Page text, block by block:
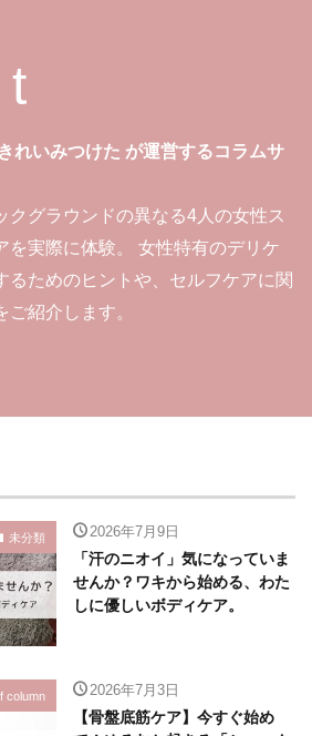
t
れいみつけた が運営するコラムサ
クグラウンドの異なる4人の女性ス
を実際に体験。 女性特有のデリケ
るためのヒントや、セルフケアに関
紹介します。
未分類 2026年7月9日
「汗のニオイ」気になっていま
せんか？ワキから始める、わた
しに優しいボディケア。
column 2026年7月3日
【骨盤底筋ケア】今すぐ始め